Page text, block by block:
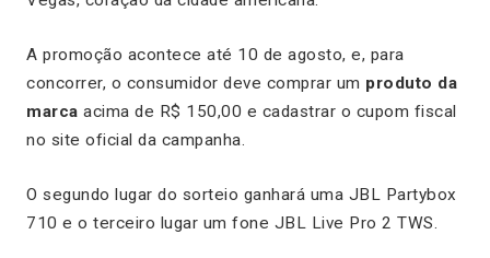
A promoção acontece até 10 de agosto, e, para
concorrer, o consumidor deve comprar um produto da
marca acima de R$ 150,00 e cadastrar o cupom fiscal
no site oficial da campanha.
O segundo lugar do sorteio ganhará uma JBL Partybox
710 e o terceiro lugar um fone JBL Live Pro 2 TWS.